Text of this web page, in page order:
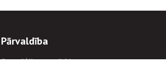
Pārvaldība
Stratēģija un mērķi